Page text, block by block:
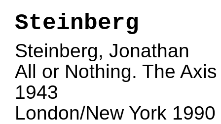
Steinberg
Steinberg, Jonathan
All or Nothing. The
1943
London/New York 1990